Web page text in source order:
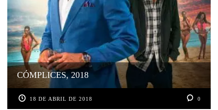
CÓMPLICES, 2018
18 DE ABRIL DE 2018 0